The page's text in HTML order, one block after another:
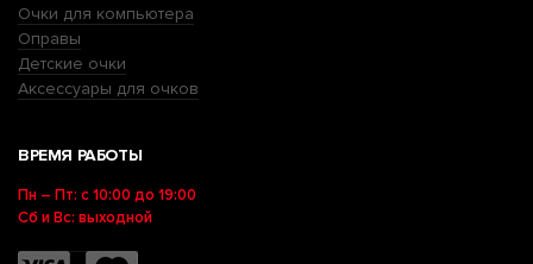
Очки для компьютера
Оправы
Детские очки
Аксессуары для очков
ВРЕМЯ РАБОТЫ
Пн – Пт: с 10:00 до 19:00
Сб и Вс: выходной